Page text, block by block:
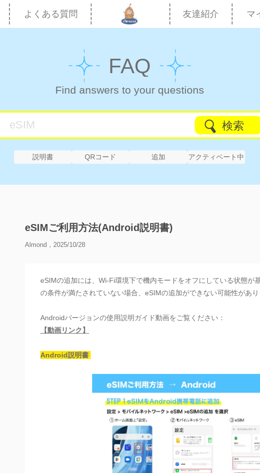
よくある質問 友達紹介 マ
FAQ
Find answers to your questions
検索
説明書 QRコード 追加 アクティベート中
eSIMご利用方法(Android説明書)
Almond，2025/10/28
eSIMの追加には、Wi-Fi環境下で機内モードをオフにしている状態が
の条件が満たされていない場合、eSIMの追加ができない可能性があり
Androidバージョンの使用説明ガイド動画をご覧ください：
【動画リンク】
Android説明書